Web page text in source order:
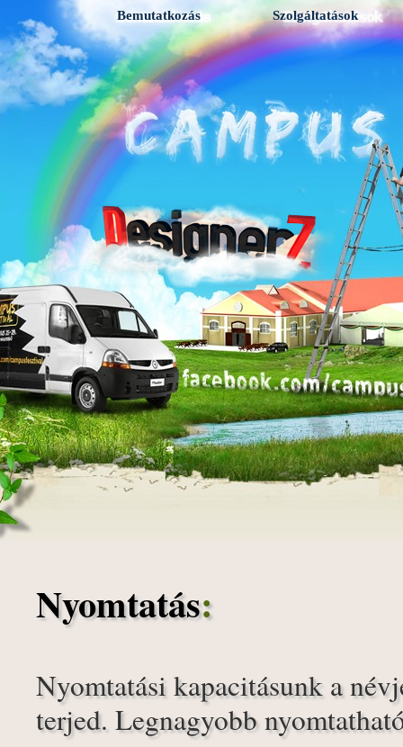
Bemutatkozás Szolgáltatások
Nyomtatás:
Nyomtatási kapacitásunk a
terjed. Legnagyobb